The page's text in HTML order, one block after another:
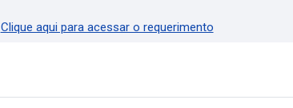
Clique aqui para acessar o requerimento